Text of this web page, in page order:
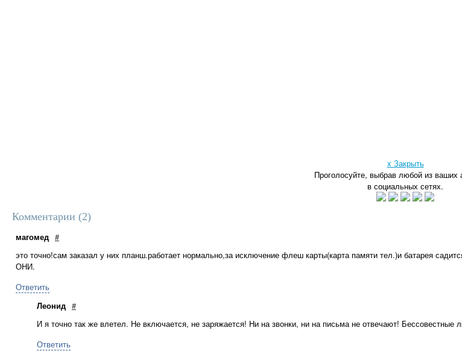
x Закрыть
Проголосуйте, выбрав любой из ваших
в социальных сетях.
Комментарии (2)
магомед #
это точно!сам заказал у них планш.работает нормально,за исключение флеш карты(карта памяти тел.)и батарея
ОНИ.
Ответить
Леонид #
И я точно так же влетел. Не включается, не заряжается! Ни на звонки, ни на письма не отвечают! Бессовестные
Ответить